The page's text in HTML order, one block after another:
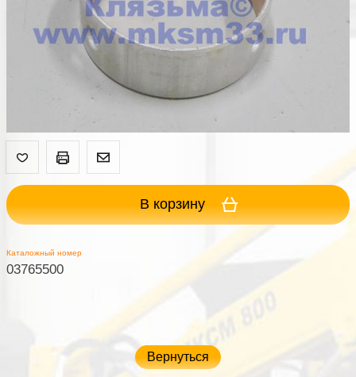
В корзину
Каталожный номер
03765500
Вернуться